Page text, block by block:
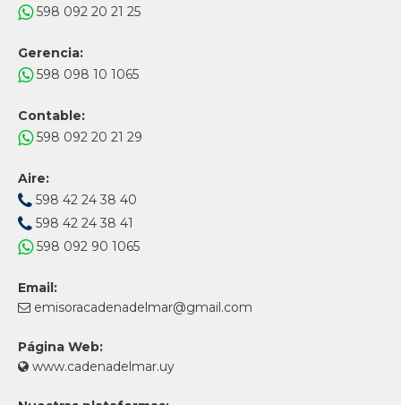
598 092 20 21 25
Gerencia:
598 098 10 1065
Contable:
598 092 20 21 29
Aire:
598 42 24 38 40
598 42 24 38 41
598 092 90 1065
Email:
emisoracadenadelmar@gmail.com
Página Web:
www.cadenadelmar.uy